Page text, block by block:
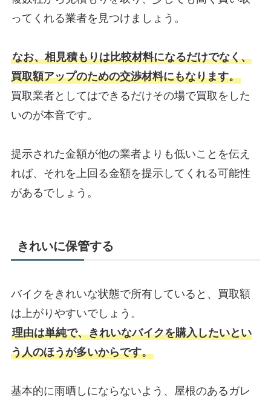
ってくれる業者を見つけましょう。
なお、相見積もりは比較材料になるだけでなく、
買取額アップのための交渉材料にもなります。
買取業者としてはできるだけその場で買取をした
いのが本音です。
提示された金額が他の業者よりも低いことを伝え
れば、それを上回る金額を提示してくれる可能性
があるでしょう。
きれいに保管する
バイクをきれいな状態で所有していると、買取額
は上がりやすいでしょう。
理由は単純で、きれいなバイクを購入したいとい
う人のほうが多いからです。
基本的に雨晒しにならないよう、屋根のあるガレ